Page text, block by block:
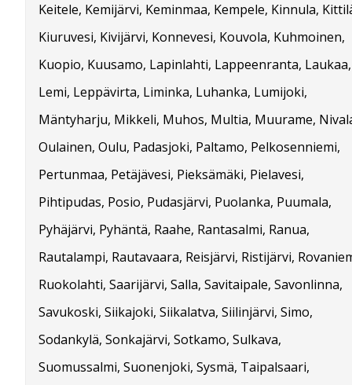
Keitele, Kemijärvi, Keminmaa, Kempele, Kinnula,
Kiuruvesi, Kivijärvi, Konnevesi, Kouvola, Kuhmoinen,
Kuopio, Kuusamo, Lapinlahti, Lappeenranta, Laukaa,
Lemi, Leppävirta, Liminka, Luhanka, Lumijoki,
Mäntyharju, Mikkeli, Muhos, Multia, Muurame,
Oulainen, Oulu, Padasjoki, Paltamo, Pelkosenniemi,
Pertunmaa, Petäjävesi, Pieksämäki, Pielavesi,
Pihtipudas, Posio, Pudasjärvi, Puolanka, Puumala,
Pyhäjärvi, Pyhäntä, Raahe, Rantasalmi, Ranua,
Rautalampi, Rautavaara, Reisjärvi, Ristijärvi,
Ruokolahti, Saarijärvi, Salla, Savitaipale, Savonlinna,
Savukoski, Siikajoki, Siikalatva, Siilinjärvi, Simo,
Sodankylä, Sonkajärvi, Sotkamo, Sulkava,
Suomussalmi, Suonenjoki, Sysmä, Taipalsaari,